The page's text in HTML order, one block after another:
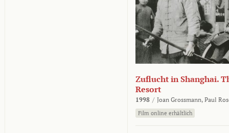
Zuflucht in Shanghai.
Resort
1998 / Joan Grossmann, Paul
Film online erhältlich